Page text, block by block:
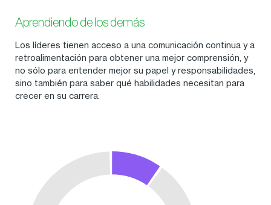
Aprendiendo de los demás
Los líderes tienen acceso a una comunicación continua y a
retroalimentación para obtener una mejor comprensión, y
no sólo para entender mejor su papel y responsabilidades,
sino también para saber qué habilidades necesitan para
crecer en su carrera.